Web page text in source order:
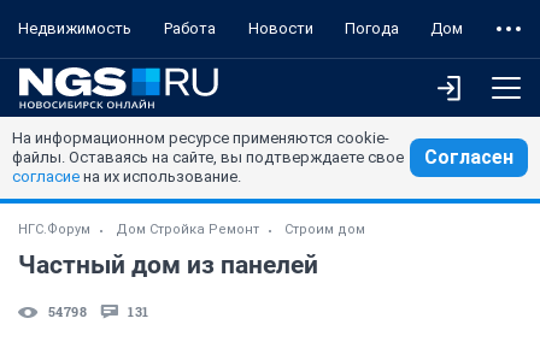
Недвижимость Работа Новости Погода Дом
На информационном ресурсе применяются cookie-
файлы. Оставаясь на сайте, вы подтверждаете свое
согласие на их использование.
Согласен
НГС.Форум Дом Стройка Ремонт Строим дом
Частный дом из панелей
54798 131